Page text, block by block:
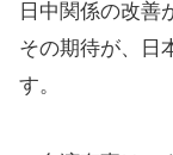
日中関係の改善
その期待が、日
す。